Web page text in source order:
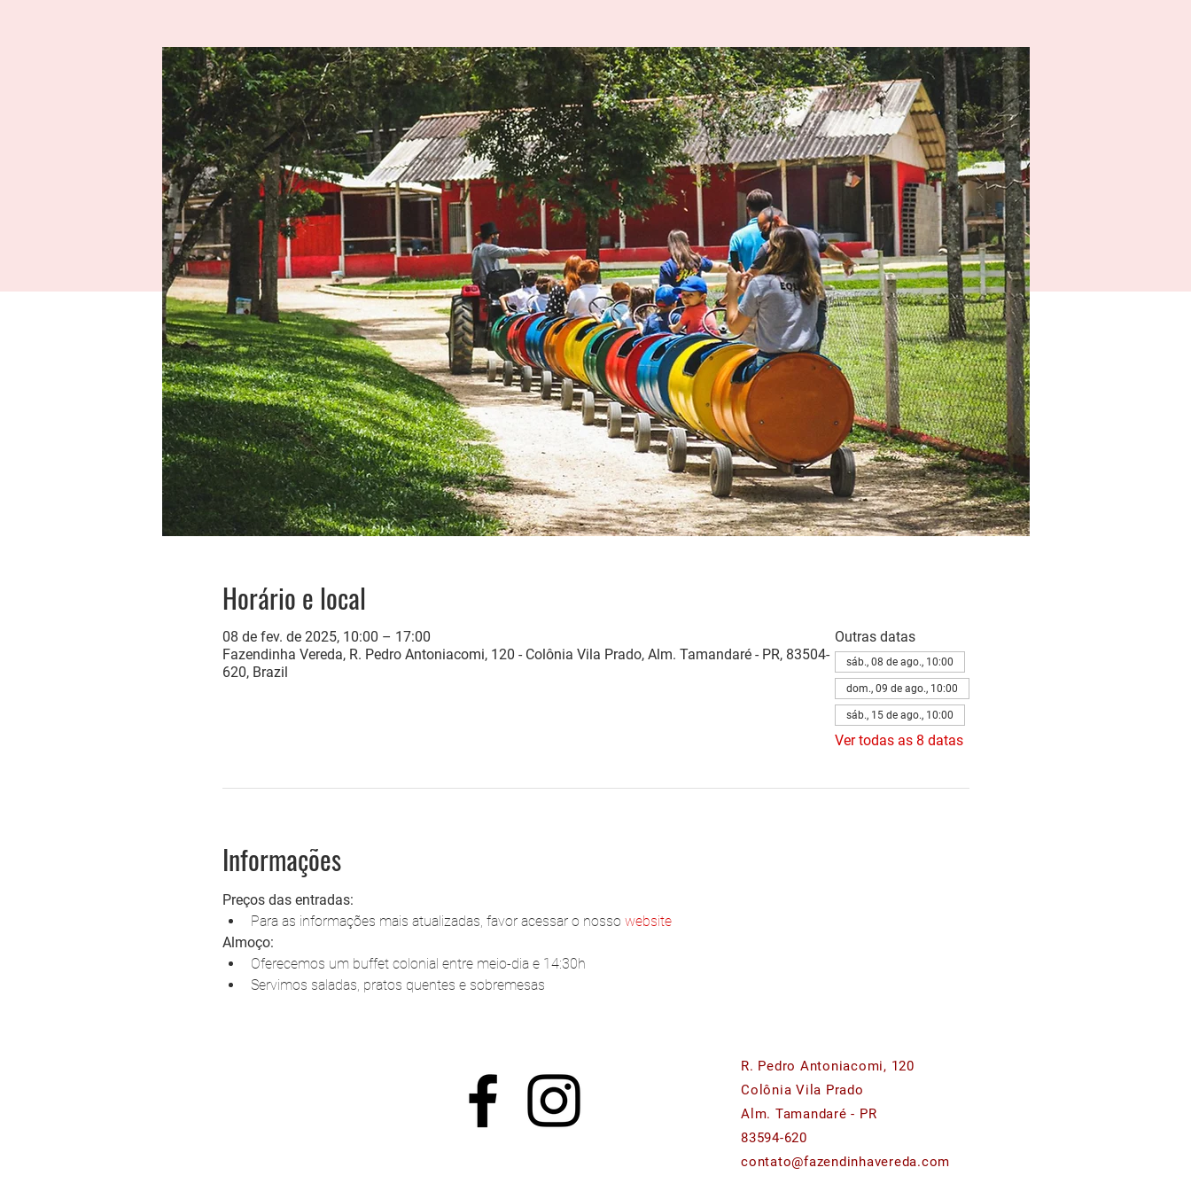
Horário e local
08 de fev. de 2025, 10:00 – 17:00
Fazendinha Vereda, R. Pedro Antoniacomi, 120 - Colônia Vila Prado, Alm. Tamandaré - PR, 83504-
620, Brazil
Outras datas
sáb., 08 de ago., 10:00
dom., 09 de ago., 10:00
sáb., 15 de ago., 10:00
Ver todas as 8 datas
Informações
Preços das entradas:
Para as informações mais atualizadas, favor acessar o nosso website
Almoço:
Oferecemos um buffet colonial entre meio-dia e 14:30h
Servimos saladas, pratos quentes e sobremesas
R. Pedro Antoniacomi, 120
Colônia Vila Prado
Alm. Tamandaré - PR
83594-620
contato@fazendinhavereda.com